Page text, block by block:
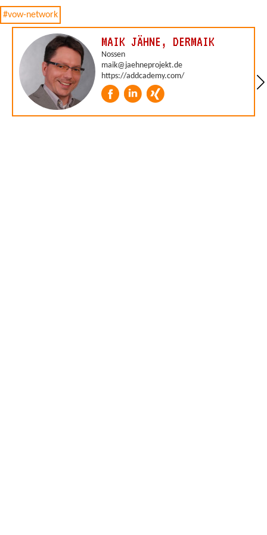
#vow-network
MAIK JÄHNE, DERMAIK
Nossen
maik@jaehneprojekt.de
https://addcademy.com/